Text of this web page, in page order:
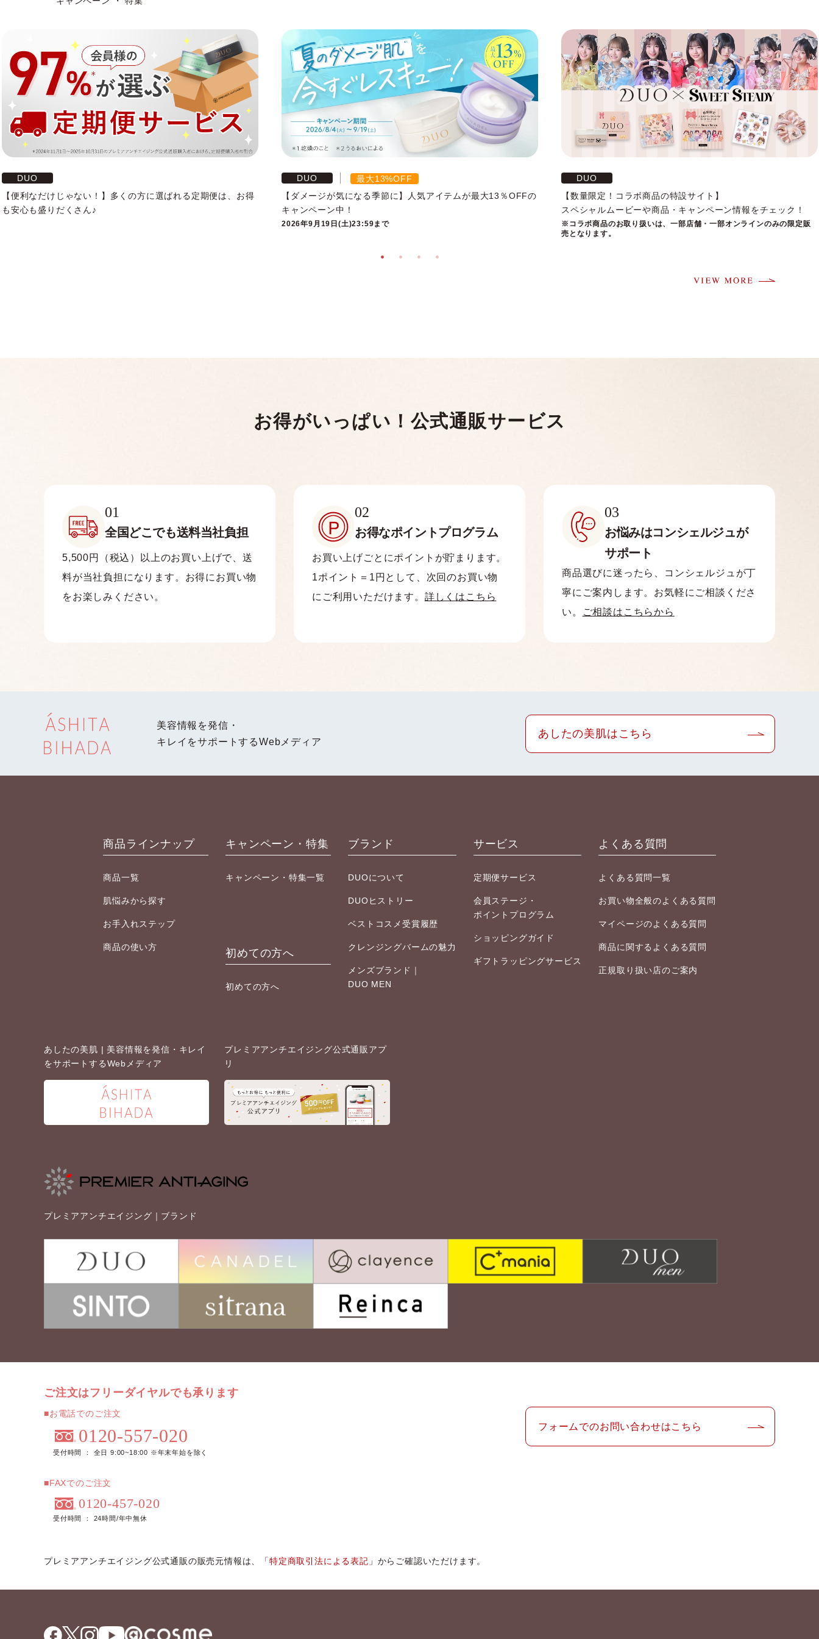
DUO
【便利なだけじゃない！】多くの方に選ばれる定期便は、お得
も安心も盛りだくさん♪
DUO
最大13%OFF
【ダメージが気になる季節に】人気アイテムが最大13％OFFの
キャンペーン中！
2026年9月19日(土)23:59まで
DUO
【数量限定！コラボ商品の特設サイト】
スペシャルムービーや商品・キャンペーン情報をチェック！
※コラボ商品のお取り扱いは、一部店舗・一部オンラインのみの限定販
売となります。
お得がいっぱい！ 公式通販サービス
01
全国どこでも送料当社負担
5,500円（税込）以上のお買い上げで、送
料が当社負担になります。お得にお買い物
をお楽しみください。
02
お得なポイントプログラム
お買い上げごとにポイントが貯まります。
1ポイント＝1円として、次回のお買い物
にご利用いただけます。 詳しくはこちら
03
お悩みはコンシェルジュが
サポート
商品選びに迷ったら、コンシェルジュが丁
寧にご案内します。お気軽にご相談くださ
い。
ご相談はこちらから
美容情報を発信・
キレイをサポートするWebメディア
あしたの美肌はこちら
商品ラインナップ
商品一覧
肌悩みから探す
お手入れステップ
商品の使い方
キャンペーン・特集
キャンペーン・特集一覧
初めての方へ
初めての方へ
ブランド
DUOについて
DUOヒストリー
ベストコスメ受賞履歴
クレンジングバームの魅力
メンズブランド｜
DUO MEN
サービス
定期便サービス
会員ステージ・
ポイントプログラム
ショッピングガイド
ギフトラッピングサービス
よくある質問
よくある質問一覧
お買い物全般のよくある質問
マイページのよくある質問
商品に関するよくある質問
正規取り扱い店のご案内
あしたの美肌 | 美容情報を発信・キレイ
をサポートするWebメディア
プレミアアンチエイジング公式通販アプ
リ
プレミアアンチエイジング｜ブランド
ご注文はフリーダイヤルでも承ります
■お電話でのご注文
0120-557-020
受付時間 ： 全日 9:00~18:00 ※年末年始を除く
■FAXでのご注文
0120-457-020
受付時間 ： 24時間/年中無休
フォームでのお問い合わせはこちら
プレミアアンチエイジング公式通販の販売元情報は、「特定商取引法による表記 」からご確認いただけます。